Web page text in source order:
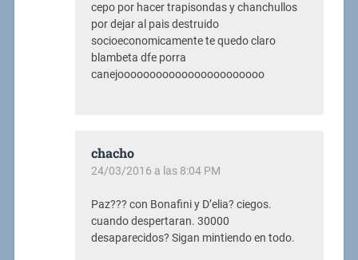
cepo por hacer trapisondas y chanchullos
por dejar al pais destruido
socioeconomicamente te quedo claro
blambeta dfe porra
canejooooooooooooooooooooooo
chacho
24/03/2016 a las 8:04 PM
Paz??? con Bonafini y D’elia? ciegos.
cuando despertaran. 30000
desaparecidos? Sigan mintiendo en todo.